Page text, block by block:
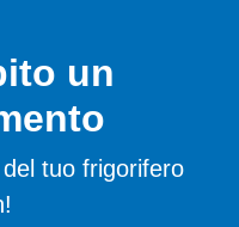
un
tuo frigorifero